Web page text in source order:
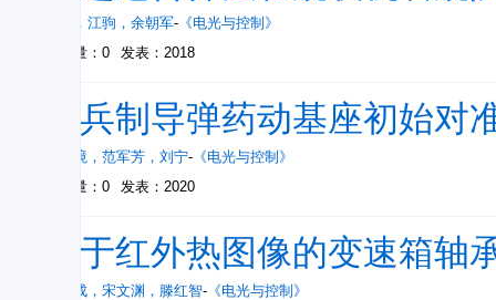
， 江驹 ， 余朝军- 《电光与控制》
被引量：0
发表：2018
单兵制导弹药动基座初始对
张智境 ， 范军芳 ， 刘宁- 《电光与控制》
被引量：0
发表：2020
基于红外热图像的变速箱轴
孙富成 ， 宋文渊 ， 滕红智- 《电光与控制》